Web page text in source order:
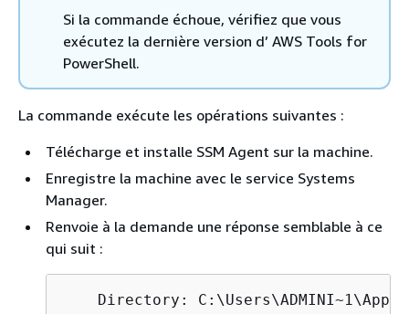
Si la commande échoue, vérifiez que vous
exécutez la dernière version d’ AWS Tools for
PowerShell.
La commande exécute les opérations suivantes :
Télécharge et installe SSM Agent sur la machine.
Enregistre la machine avec le service Systems
Manager.
Renvoie à la demande une réponse semblable à ce
qui suit :
Directory: